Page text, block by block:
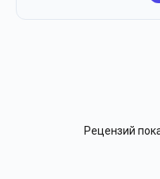
Рецензий